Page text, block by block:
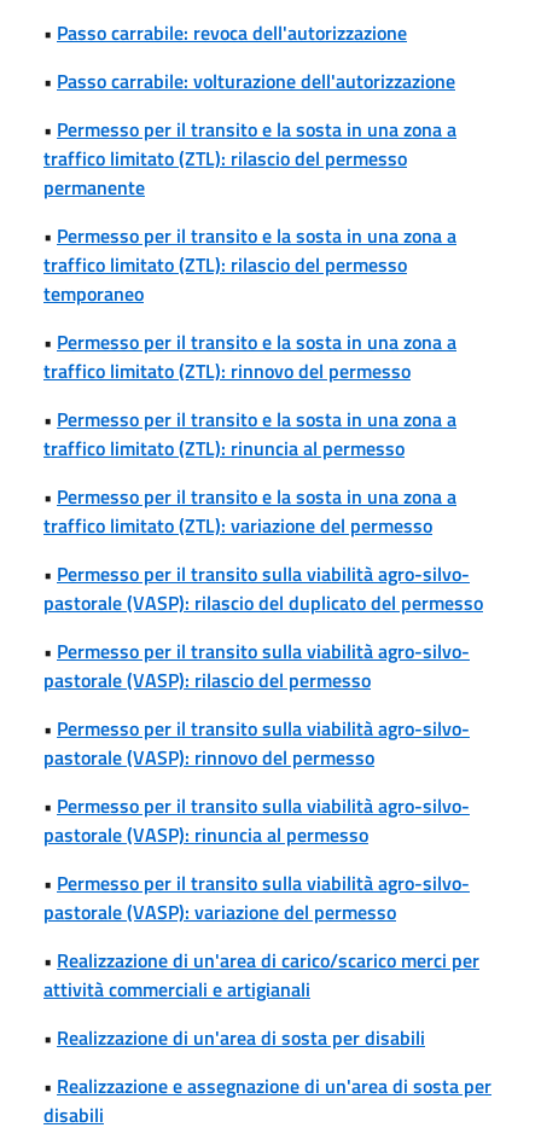
• Passo carrabile: revoca dell'autorizzazione
• Passo carrabile: volturazione dell'autorizzazione
• Permesso per il transito e la sosta in una zona a
traffico limitato (ZTL): rilascio del permesso
permanente
• Permesso per il transito e la sosta in una zona a
traffico limitato (ZTL): rilascio del permesso
temporaneo
• Permesso per il transito e la sosta in una zona a
traffico limitato (ZTL): rinnovo del permesso
• Permesso per il transito e la sosta in una zona a
traffico limitato (ZTL): rinuncia al permesso
• Permesso per il transito e la sosta in una zona a
traffico limitato (ZTL): variazione del permesso
• Permesso per il transito sulla viabilità agro-silvo-
pastorale (VASP): rilascio del duplicato del permesso
• Permesso per il transito sulla viabilità agro-silvo-
pastorale (VASP): rilascio del permesso
• Permesso per il transito sulla viabilità agro-silvo-
pastorale (VASP): rinnovo del permesso
• Permesso per il transito sulla viabilità agro-silvo-
pastorale (VASP): rinuncia al permesso
• Permesso per il transito sulla viabilità agro-silvo-
pastorale (VASP): variazione del permesso
• Realizzazione di un'area di carico/scarico merci per
attività commerciali e artigianali
• Realizzazione di un'area di sosta per disabili
• Realizzazione e assegnazione di un'area di sosta per
disabili